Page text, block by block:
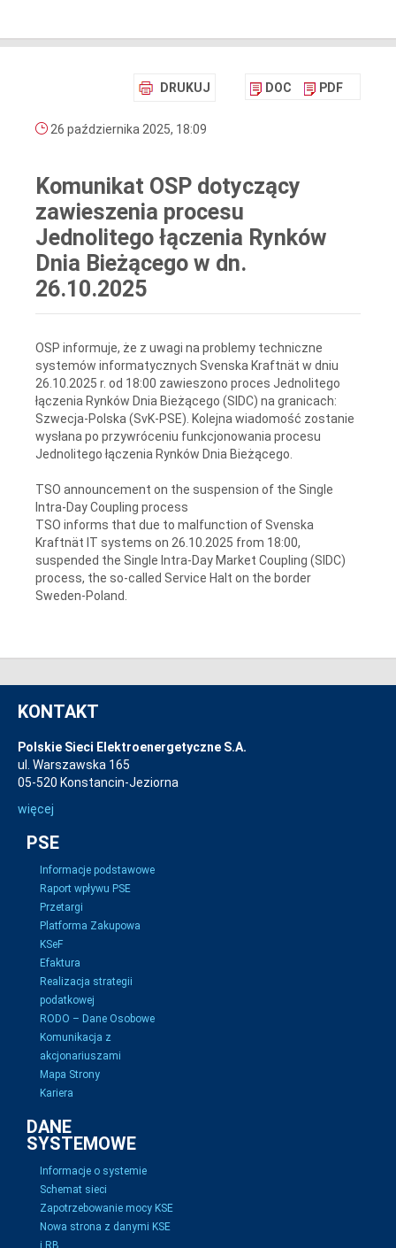
DRUKUJ DOC PDF
26 października 2025, 18:09
Komunikat OSP dotyczący
zawieszenia procesu
Jednolitego łączenia Rynków
Dnia Bieżącego w dn.
26.10.2025
OSP informuje, że z uwagi na problemy techniczne
systemów informatycznych Svenska Kraftnät w dniu
26.10.2025 r. od 18:00 zawieszono proces Jednolitego
łączenia Rynków Dnia Bieżącego (SIDC) na granicach:
Szwecja-Polska (SvK-PSE). Kolejna wiadomość zostanie
wysłana po przywróceniu funkcjonowania procesu
Jednolitego łączenia Rynków Dnia Bieżącego.
TSO announcement on the suspension of the Single
Intra-Day Coupling process
TSO informs that due to malfunction of Svenska
Kraftnät IT systems on 26.10.2025 from 18:00,
suspended the Single Intra-Day Market Coupling (SIDC)
process, the so-called Service Halt on the border
Sweden-Poland.
KONTAKT
Polskie Sieci Elektroenergetyczne S.A.
ul. Warszawska 165
05-520 Konstancin-Jeziorna
więcej
PSE
Informacje podstawowe
Raport wpływu PSE
Przetargi
Platforma Zakupowa
KSeF
Efaktura
Realizacja strategii
podatkowej
RODO – Dane Osobowe
Komunikacja z
akcjonariuszami
Mapa Strony
Kariera
DANE
SYSTEMOWE
Informacje o systemie
Schemat sieci
Zapotrzebowanie mocy KSE
Nowa strona z danymi KSE
i RB